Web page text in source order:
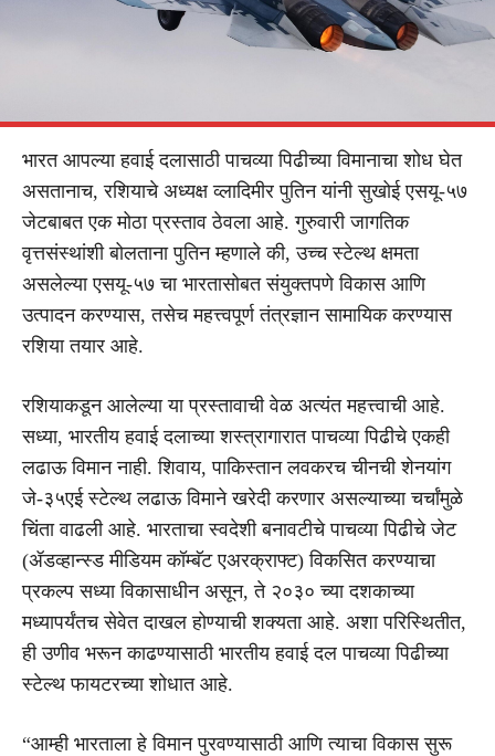
भारत आपल्या हवाई दलासाठी पाचव्या पिढीच्या विमानाचा शोध घेत
असतानाच, रशियाचे अध्यक्ष व्लादिमीर पुतिन यांनी सुखोई एसयू-५७
जेटबाबत एक मोठा प्रस्ताव ठेवला आहे. गुरुवारी जागतिक
वृत्तसंस्थांशी बोलताना पुतिन म्हणाले की, उच्च स्टेल्थ क्षमता
असलेल्या एसयू-५७ चा भारतासोबत संयुक्तपणे विकास आणि
उत्पादन करण्यास, तसेच महत्त्वपूर्ण तंत्रज्ञान सामायिक करण्यास
रशिया तयार आहे.
रशियाकडून आलेल्या या प्रस्तावाची वेळ अत्यंत महत्त्वाची आहे.
सध्या, भारतीय हवाई दलाच्या शस्त्रागारात पाचव्या पिढीचे एकही
लढाऊ विमान नाही. शिवाय, पाकिस्तान लवकरच चीनची शेनयांग
जे-३५एई स्टेल्थ लढाऊ विमाने खरेदी करणार असल्याच्या चर्चांमुळे
चिंता वाढली आहे. भारताचा स्वदेशी बनावटीचे पाचव्या पिढीचे जेट
(ॲडव्हान्स्ड मीडियम कॉम्बॅट एअरक्राफ्ट) विकसित करण्याचा
प्रकल्प सध्या विकासाधीन असून, ते २०३० च्या दशकाच्या
मध्यापर्यंतच सेवेत दाखल होण्याची शक्यता आहे. अशा परिस्थितीत,
ही उणीव भरून काढण्यासाठी भारतीय हवाई दल पाचव्या पिढीच्या
स्टेल्थ फायटरच्या शोधात आहे.
“आम्ही भारताला हे विमान पुरवण्यासाठी आणि त्याचा विकास सुरू